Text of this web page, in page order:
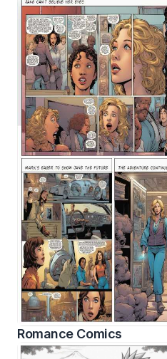
Romance Comics